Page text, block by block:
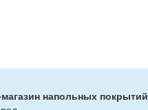
магазин напольных покрытий